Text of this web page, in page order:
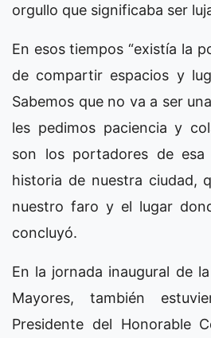
orgullo que significaba ser
En esos tiempos “existía la
de compartir espacios y
Sabemos que no va a ser
les pedimos paciencia y
son los portadores de esa
historia de nuestra ciudad,
nuestro faro y el lugar
concluyó.
En la jornada inaugural de
Mayores, también
Presidente del Honorable